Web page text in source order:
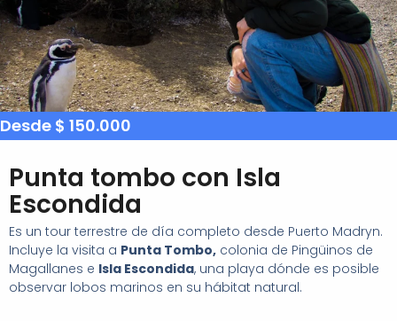
Desde $ 150.000
Punta tombo con Isla
Escondida
Es un tour terrestre de día completo desde Puerto Madryn.
Incluye la visita a Punta Tombo, colonia de Pingüinos de
Magallanes e Isla Escondida, una playa dónde es posible
observar lobos marinos en su hábitat natural.